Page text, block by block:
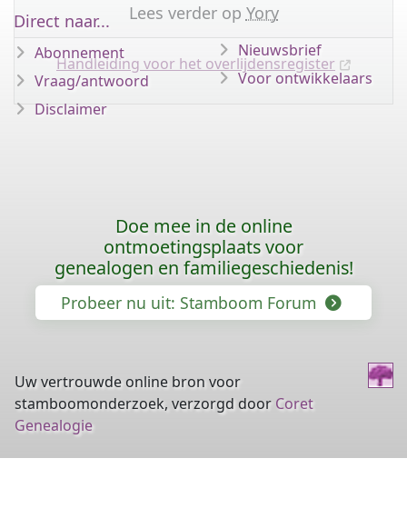
Lees verder op Yory
Handleiding voor het overlijdensregister
Direct naar...
Abonnement
Vraag/antwoord
Disclaimer
Nieuwsbrief
Voor ontwikkelaars
Doe mee in de online
ontmoetingsplaats voor
genealogen en familiegeschiedenis!
Probeer nu uit: Stamboom Forum
Uw vertrouwde online bron voor
stamboomonderzoek, verzorgd door Coret
Genealogie